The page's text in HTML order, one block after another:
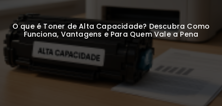
O que é Toner de Alta Capacidade? Descubra Como
Funciona, Vantagens e Para Quem Vale a Pena